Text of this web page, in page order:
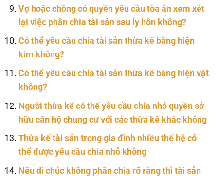
Vợ hoặc chồng có quyền yêu cầu tòa án xem xét
lại việc phân chia tài sản sau ly hôn không?
Có thể yêu cầu chia tài sản thừa kế bằng hiện
kim không?
Có thể yêu cầu chia tài sản thừa kế bằng hiện vật
không?
Người thừa kế có thể yêu cầu chia nhỏ quyền sở
hữu căn hộ chung cư với các thừa kế khác không
Thừa kế tài sản trong gia đình nhiều thế hệ có
thể được yêu cầu chia nhỏ không
Nếu di chúc không phân chia rõ ràng thì tài sản